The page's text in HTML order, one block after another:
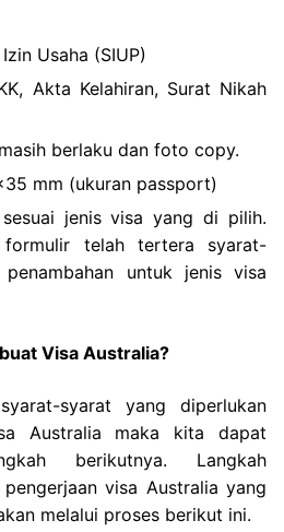
Usaha (SIUP)
Akta Kelahiran, Surat Nikah
berlaku dan foto copy.
mm (ukuran passport)
jenis visa yang di pilih.
formulir telah tertera syarat-
untuk jenis visa
Visa Australia?
syarat yang diperlukan
Australia maka kita dapat
berikutnya. Langkah
visa Australia yang
melalui proses berikut ini.